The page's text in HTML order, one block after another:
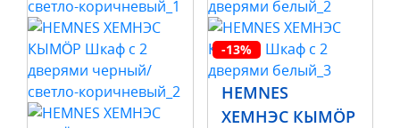
-13%
HEMNES
ХЕМНЭС КЫМÖР